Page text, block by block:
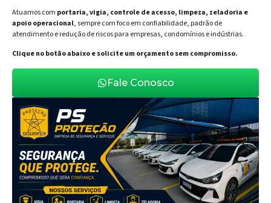
Atuamos com portaria, vigia, controle de acesso, limpeza, zeladoria e
apoio operacional, sempre com foco em confiabilidade, padrão de
atendimento e redução de riscos para empresas, condomínios e indústrias.
Clique no botão abaixo e solicite um orçamento sem compromisso.
Fale Conosco